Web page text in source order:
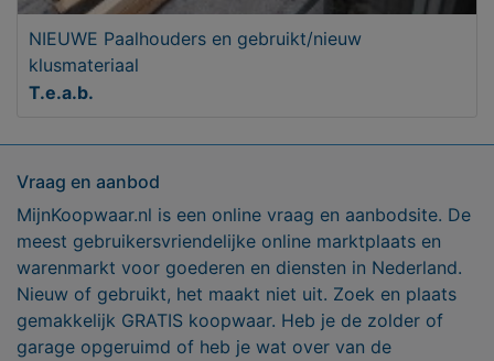
NIEUWE Paalhouders en gebruikt/nieuw
klusmateriaal
T.e.a.b.
Vraag en aanbod
MijnKoopwaar.nl is een online vraag en aanbodsite. De
meest gebruikersvriendelijke online marktplaats en
warenmarkt voor goederen en diensten in Nederland.
Nieuw of gebruikt, het maakt niet uit. Zoek en plaats
gemakkelijk GRATIS koopwaar. Heb je de zolder of
garage opgeruimd of heb je wat over van de